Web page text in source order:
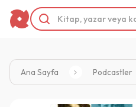
Ana Sayfa Podcastler